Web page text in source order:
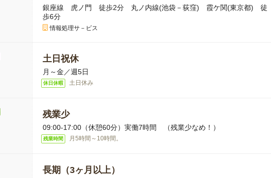
銀座線 虎ノ門 徒歩2分 丸ノ内線(池袋－荻窪) 霞ケ関(東京都) 徒
歩6分
情報処理サ－ビス
土日祝休
月～金／週5日
休日休暇 土日休み
残業少
09:00-17:00（休憩60分）実働7時間 （残業少なめ！）
残業時間 月5時間～10時間。
長期（3ヶ月以上）